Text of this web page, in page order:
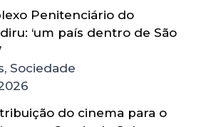
Penitenciário do
‘um país dentro de São
Sociedade
do cinema para o